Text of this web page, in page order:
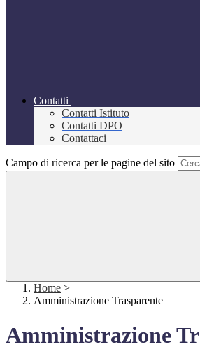
Contatti
Contatti Istituto
Contatti DPO
Contattaci
Campo di ricerca per le pagine del sito
Home >
Amministrazione Trasparente
Amministrazione